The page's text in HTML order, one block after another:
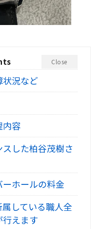
Close
況など
容
した柏谷茂樹さ
ホールの料金
している職人全
えます